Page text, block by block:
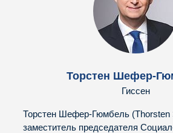
Торстен Шефер-
Гиссен
Торстен Шефер-Гюмбель (Thorsten
заместитель председателя